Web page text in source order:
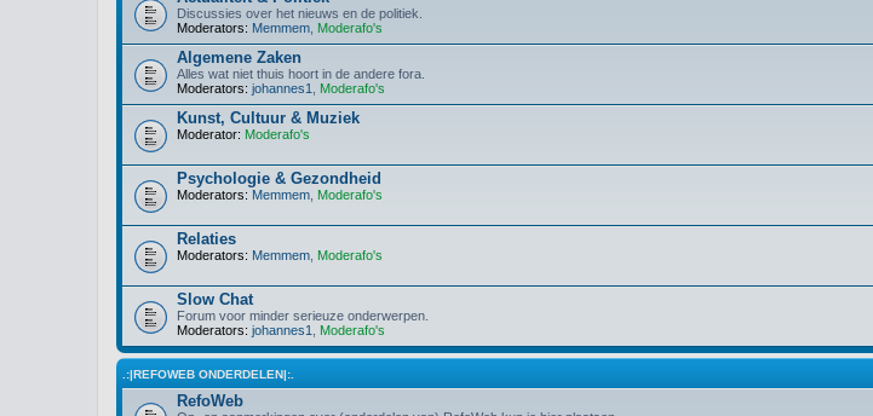
Discussies over het nieuws en de politiek.
Moderators: Memmem Moderafo's
Algemene Zaken
Alles wat niet thuis hoort in de andere fora.
Moderators: johannes1 Moderafo's
Kunst, Cultuur & Muziek
Moderator: Moderafo's
Psychologie & Gezondheid
Moderators: Memmem Moderafo's
Relaties
Moderators: Memmem Moderafo's
Slow Chat
Forum voor minder serieuze onderwerpen.
Moderators: johannes1 Moderafo's
.:|REFOWEB ONDERDELEN|:.
RefoWeb